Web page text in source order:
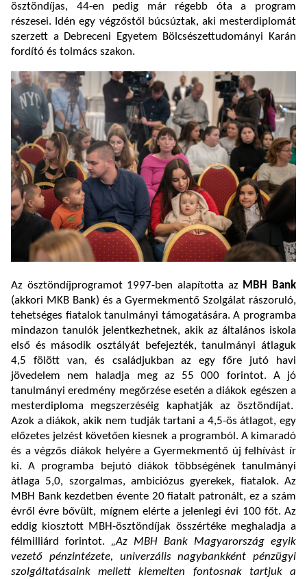
ösztöndíjas, 44-en pedig már régebb óta a program
részesei. Idén egy végzőstől búcsúztak, aki mesterdiplomát
szerzett a Debreceni Egyetem Bölcsészettudományi Karán
fordító és tolmács szakon.
Az ösztöndíjprogramot 1997-ben alapította az MBH Bank
(akkori MKB Bank) és a Gyermekmentő Szolgálat rászoruló,
tehetséges fiatalok tanulmányi támogatására. A programba
mindazon tanulók jelentkezhetnek, akik az általános iskola
első és második osztályát befejezték, tanulmányi átlaguk
4,5 fölött van, és családjukban az egy főre jutó havi
jövedelem nem haladja meg az 55 000 forintot. A jó
tanulmányi eredmény megőrzése esetén a diákok egészen a
mesterdiploma megszerzéséig kaphatják az ösztöndíjat.
Azok a diákok, akik nem tudják tartani a 4,5-ös átlagot, egy
előzetes jelzést követően kiesnek a programból. A kimaradó
és a végzős diákok helyére a Gyermekmentő új felhívást ír
ki. A programba bejutó diákok többségének tanulmányi
átlaga 5,0, szorgalmas, ambiciózus gyerekek, fiatalok. Az
MBH Bank kezdetben évente 20 fiatalt patronált, ez a szám
évről évre bővült, mígnem elérte a jelenlegi évi 100 főt. Az
eddig kiosztott MBH-ösztöndíjak összértéke meghaladja a
félmilliárd forintot. „Az MBH Bank Magyarország egyik
vezető pénzintézete, univerzális nagybankként pénzügyi
szolgáltatásaink mellett kiemelten fontosnak tartjuk a